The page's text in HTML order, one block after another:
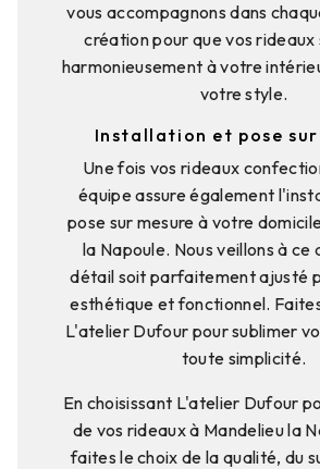
vous accompagnons dans
création pour que vos
harmonieusement à votre
votre style.
Installation et pose sur
Une fois vos rideaux
équipe assure également
pose sur mesure à votre
la Napoule. Nous veillons à ce
détail soit parfaitement ajusté
esthétique et fonctionnel.
L'atelier Dufour pour sublimer
toute simplicité.
En choisissant L'atelier Dufour
de vos rideaux à Mandelieu la
faites le choix de la qualité, du